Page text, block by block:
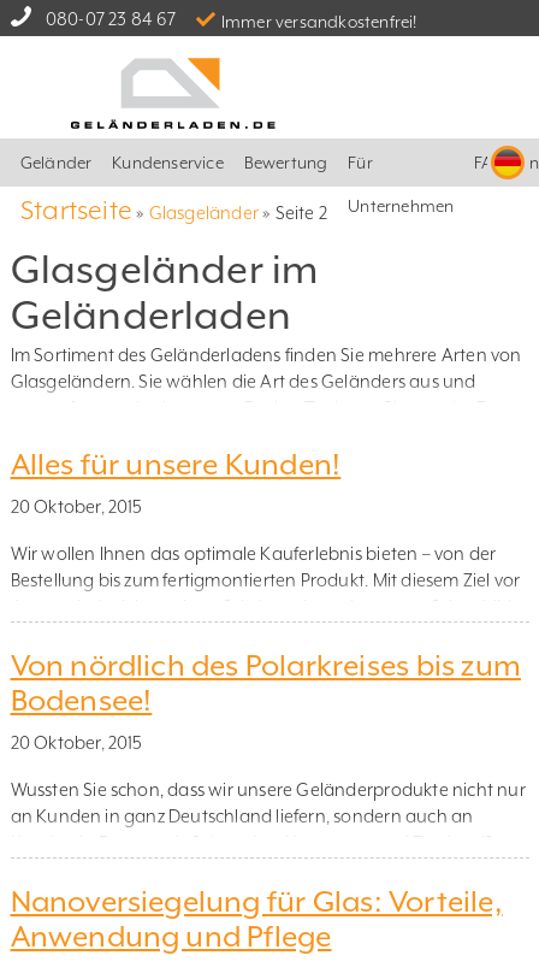
080-07 23 84 67 Immer versandkostenfrei!
Geländer Kundenservice Bewertung Für
Unternehmen
FAQ
Startseite » Glasgeländer» Seite 2
Glasgeländer im
Geländerladen
Im Sortiment des Geländerladens finden Sie mehrere Arten von
Glasgeländern. Sie wählen die Art des Geländers aus und
entwerfen es mittels unseres Design-Tools, wo Sie von der Form
Farbe des Glases alles selbst auswählen können.
Alles für unsere Kunden!
20 Oktober, 2015
Wir wollen Ihnen das optimale Kauferlebnis bieten – von der
Bestellung bis zum fertigmontierten Produkt. Mit diesem Ziel vor
nämlich eine neue Funktion in unserem Konfigurationssystem
erstellt, die es ermöglicht, sekundenschnell ein Schaubild des
von Ihnen konfigurierten Geländers zu erstellen. […]
Von nördlich des Polarkreises bis zum
Bodensee!
20 Oktober, 2015
Wussten Sie schon, dass wir unsere Geländerprodukte nicht nur
an Kunden in ganz Deutschland liefern, sondern auch an
und die nördlichste nach Kirkenes in Nordnorwegen – ein
Abstand von 3.300 km! Damit haben über 100 Millionen Kunden
die Möglichkeit, auf […]
Nanoversiegelung für Glas: Vorteile,
Anwendung und Pflege